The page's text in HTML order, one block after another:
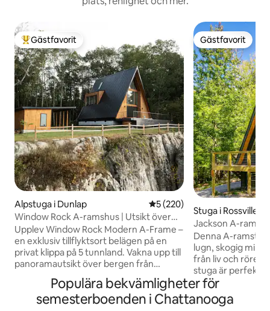
Populär gästfavorit
Gästfavorit
Alpstuga i Dunlap 5 av 5 i genomsnittligt
5 (220)
Window Rock A-ramshus | Utsikt över
klippan, bubbelpool, bland de 1 % bästa
Upplev Window Rock Modern A-Frame –
en exklusiv tillflyktsort belägen på en
privat klippa på 5 tunnland. Vakna upp till
panoramautsikt över bergen från
kingsize-sviten med loft. Njut av en
badtunna i alaskansk cederträ på nästan
två meter vid solnedgången. Avsluta
Gästfavorit
Gästfavorit
Stuga i Rossville
Jackson A-
Denna A-
lugn, skogig miljö
från liv och
stuga är perfekt
som söker
komfort. Njut av
Populära bekvämligheter för
semesterboenden i Chattanooga